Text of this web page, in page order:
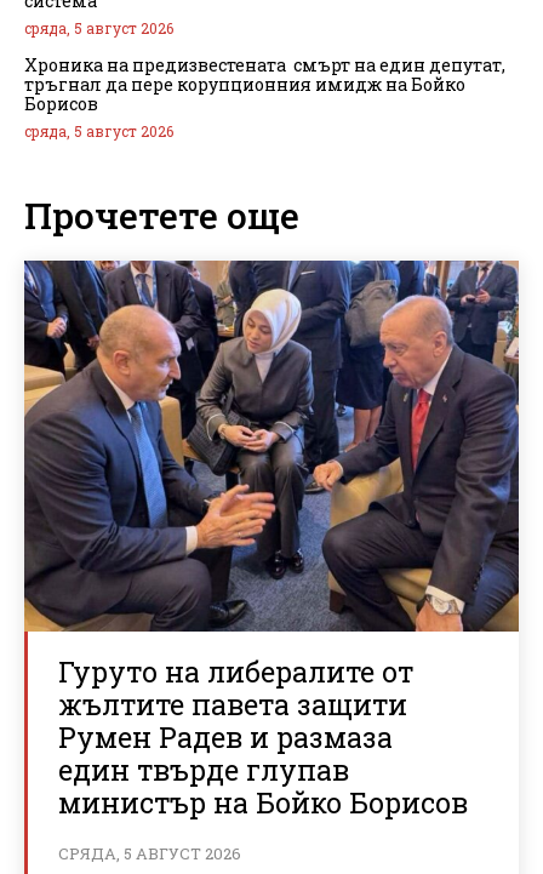
сряда, 5 август 2026
Хроника на предизвестената смърт на един депутат,
тръгнал да пере корупционния имидж на Бойко
Борисов
сряда, 5 август 2026
Прочетете още
Гуруто на либералите от
жълтите павета защити
Румен Радев и размаза
един твърде глупав
министър на Бойко Борисов
СРЯДА, 5 АВГУСТ 2026